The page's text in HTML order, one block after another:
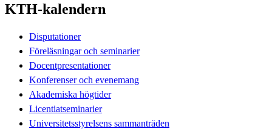
KTH-kalendern
Disputationer
Föreläsningar och seminarier
Docentpresentationer
Konferenser och evenemang
Akademiska högtider
Licentiatseminarier
Universitetsstyrelsens sammanträden